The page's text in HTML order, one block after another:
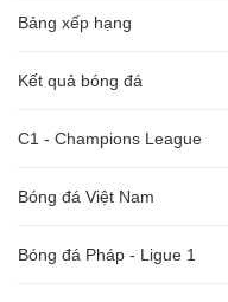
Bảng xếp hạng
Kết quả bóng đá
C1 - Champions League
Bóng đá Việt Nam
Bóng đá Pháp - Ligue 1